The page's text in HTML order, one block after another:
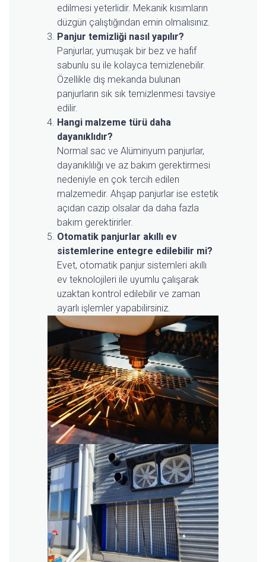
edilmesi yeterlidir. Mekanik kısımların
düzgün çalıştığından emin olmalısınız.
Panjur temizliği nasıl yapılır?
Panjurlar, yumuşak bir bez ve hafif
sabunlu su ile kolayca temizlenebilir.
Özellikle dış mekanda bulunan
panjurların sık sık temizlenmesi tavsiye
edilir.
Hangi malzeme türü daha
dayanıklıdır?
Normal sac ve Alüminyum panjurlar,
dayanıklılığı ve az bakım gerektirmesi
nedeniyle en çok tercih edilen
malzemedir. Ahşap panjurlar ise estetik
açıdan cazip olsalar da daha fazla
bakım gerektirirler.
Otomatik panjurlar akıllı ev
sistemlerine entegre edilebilir mi?
Evet, otomatik panjur sistemleri akıllı
ev teknolojileri ile uyumlu çalışarak
uzaktan kontrol edilebilir ve zaman
ayarlı işlemler yapabilirsiniz.